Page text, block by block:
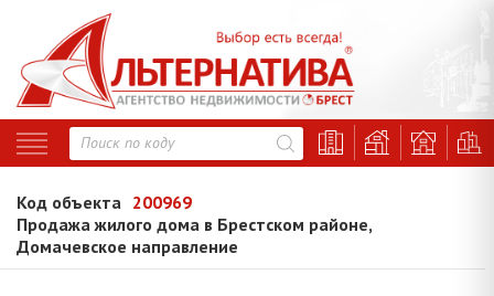
Код объекта 200969
Продажа жилого дома в Брестском районе,
Домачевское направление